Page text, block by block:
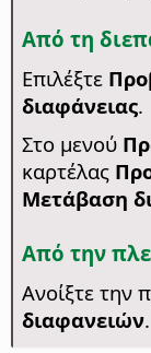
Από τη
Επιλέξτε
διαφάνειας.
Στο μενού
καρτέλας
Μετάβαση
Από την
Ανοίξτε την
διαφανειών.